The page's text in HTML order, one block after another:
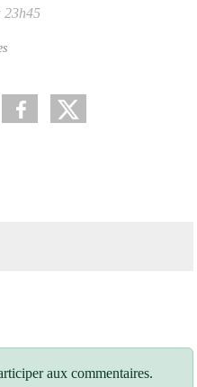
23h45
aux commentaires.